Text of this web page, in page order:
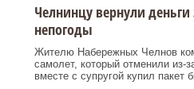
Челнинцу вернули
непогоды
Жителю Набережных Челнов
самолет, который отменили из-
вместе с супругой купил